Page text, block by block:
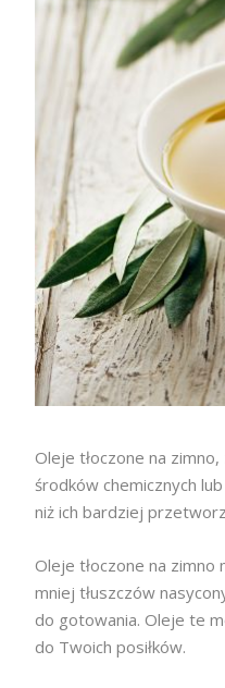
Oleje tłoczone na
środków chemicznych
niż ich bardziej
Oleje tłoczone na
mniej tłuszczów
do gotowania. Oleje te
do Twoich posiłków.